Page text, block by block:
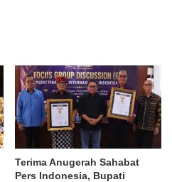
Terima Anugerah Sahabat
Pers Indonesia, Bupati